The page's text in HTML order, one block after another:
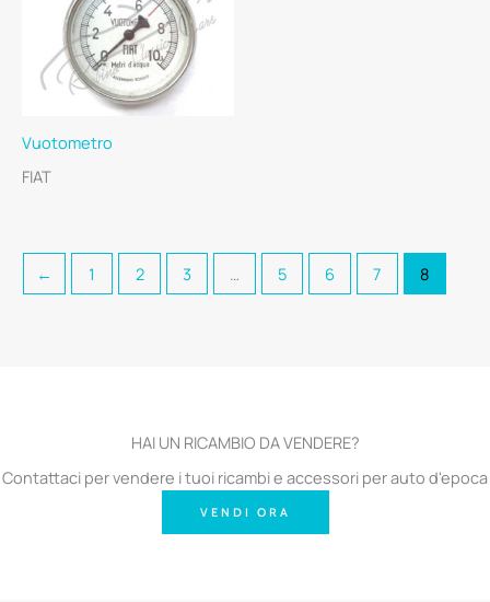
Vuotometro
FIAT
← 1 2 3 … 5 6 7 8
HAI UN RICAMBIO DA VENDERE?
Contattaci per vendere i tuoi ricambi e accessori per auto d'epoca
VENDI ORA